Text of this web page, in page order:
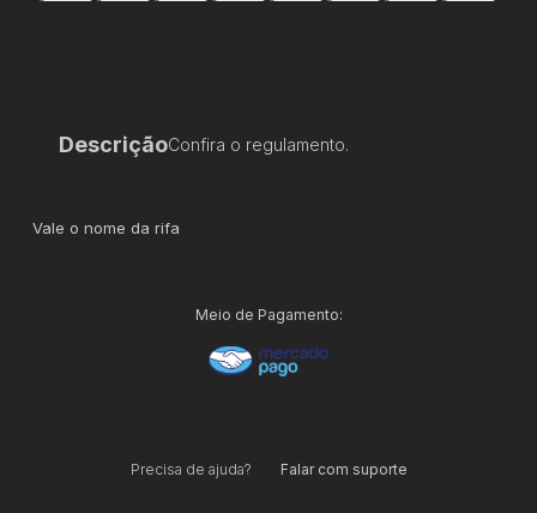
DescriçãoConfira o regulamento.
Vale o nome da rifa
Meio de Pagamento:
Precisa de ajuda? Falar com suporte